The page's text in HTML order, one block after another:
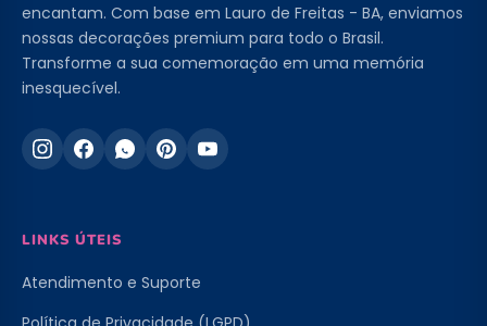
encantam. Com base em Lauro de Freitas - BA, enviamos
nossas decorações premium para todo o Brasil.
Transforme a sua comemoração em uma memória
inesquecível.
LINKS ÚTEIS
Atendimento e Suporte